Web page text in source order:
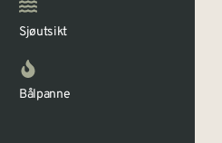
Sjøutsikt
Bålpanne